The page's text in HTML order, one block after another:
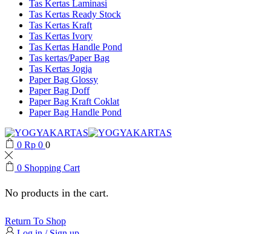
Tas Kertas Laminasi
Tas Kertas Ready Stock
Tas Kertas Kraft
Tas Kertas Ivory
Tas Kertas Handle Pond
Tas kertas/Paper Bag
Tas Kertas Jogja
Paper Bag Glossy
Paper Bag Doff
Paper Bag Kraft Coklat
Paper Bag Handle Pond
0 Rp 0 0
0 Shopping Cart
No products in the cart.
Return To Shop